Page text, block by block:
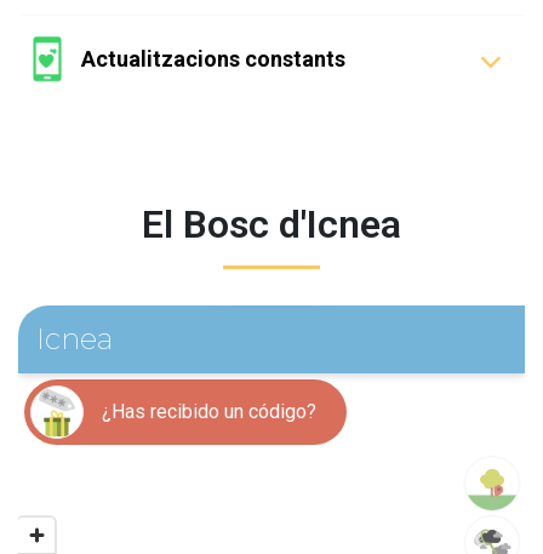
Actualitzacions constants
El Bosc d'Icnea